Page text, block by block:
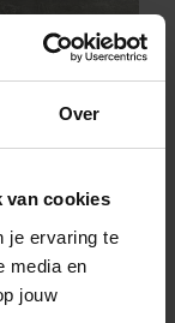
Over
van cookies
je ervaring te
media en
jouw